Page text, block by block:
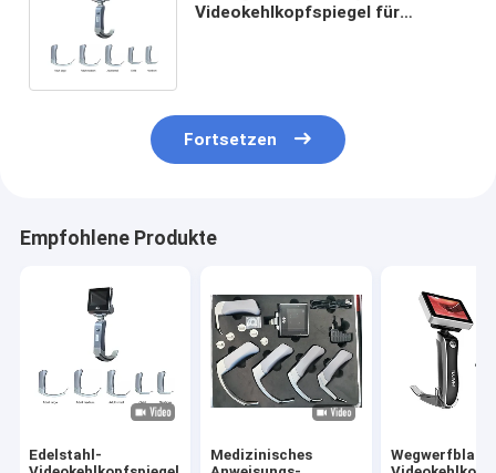
Videokehlkopfspiegel für
Fortsetzen
Empfohlene Produkte
Edelstahl-
Medizinisches
Wegwerfblatt-